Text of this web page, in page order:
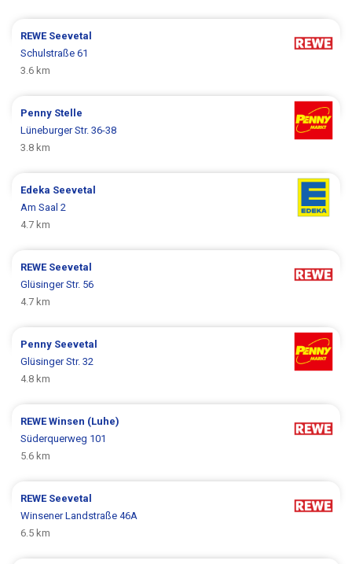
REWE Seevetal
Schulstraße 61
3.6 km
Penny Stelle
Lüneburger Str. 36-38
3.8 km
Edeka Seevetal
Am Saal 2
4.7 km
REWE Seevetal
Glüsinger Str. 56
4.7 km
Penny Seevetal
Glüsinger Str. 32
4.8 km
REWEWinsen (Luhe)
Süderquerweg 101
5.6 km
REWE Seevetal
Winsener Landstraße 46A
6.5 km